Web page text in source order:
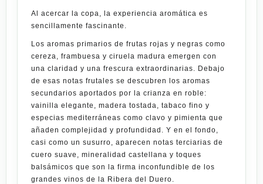
Al acercar la copa, la experiencia aromática es
sencillamente fascinante.
Los aromas primarios de frutas rojas y negras como
cereza, frambuesa y ciruela madura emergen con
una claridad y una frescura extraordinarias. Debajo
de esas notas frutales se descubren los aromas
secundarios aportados por la crianza en roble:
vainilla elegante, madera tostada, tabaco fino y
especias mediterráneas como clavo y pimienta que
añaden complejidad y profundidad. Y en el fondo,
casi como un susurro, aparecen notas terciarias de
cuero suave, mineralidad castellana y toques
balsámicos que son la firma inconfundible de los
grandes vinos de la Ribera del Duero.